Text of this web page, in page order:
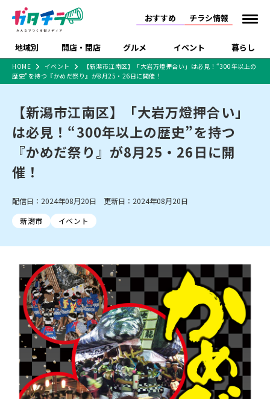
おすすめ チラシ情報
地域別 開店・閉店 グルメ イベント 暮らし
新潟市 下越
中越 上越
新潟市南区
新潟市江南区 新潟市秋葉区
新潟市西蒲区
村上・関川
新発田・聖籠
胎内・粟島
三条・加茂・田上
五泉・阿賀野・阿賀
燕・弥彦
長岡・見附
小千谷・十日町・津南
魚沼・南魚沼・湯沢
柏崎・刈羽・出雲崎
上越・妙高・糸魚川
開店 閉店
リニューアル・移転 休業 開店まとめ
閉店まとめ
新潟市・開店
ラーメン 現地レポート
和食 洋食
カフェ
居酒屋・バー 焼肉
パスタ
パン・ベーカリー
タレカツ・豚カツ
デカ盛り・大盛り
旨辛・激辛
定食・町定食 海鮮・鮨
そば・うどん
日本酒・新潟清酒
ワイン・クラフトビール
ケーキ・パフェ
ビアガーデン・暑気払い
忘新年会・歓送迎会
体験・販売 祭り・伝統行事
趣味・展示会 ライブ・コンサート
にいがた酒の陣・新潟
住宅展示場
完成見学会 学生スポーツ アルビレックス
施設・ショップ
住宅メーカー・工務
店
食品メーカー・県産
観光スポット
温泉・入浴
ビルボードプレイスBP
新潟伊勢丹
ピア万代
リバーサイド千秋
パティオPATIO
特売セール インタビュー
特集・まとめ記事
開店まとめ
閉店まとめ 人気記事まとめ
ラーメンまとめ
飲食店まとめ
食品スーパー・コンビ
ショッピングモール・
大型施設
ドラッグストア・ホーム
センター
インテリア・雑貨
新車・中古車・カー用品
旅行・レジャー
家電・携帯電話
冠婚葬祭
習い事・塾 通販・EC イベント
求人
官公庁・自治体
新潟市 チラシ
長岡・見附 チラシ
上越・妙高・糸魚川 チラシ
注目 チラシ
週末セール
火曜セール
オープン・リニューアルセール
周年祭・感謝祭セール
年末・初売りセール
HOME イベント
【新潟市江南区】「大岩万燈押合い」は必見！“300年以上の
歴史”を持つ『かめだ祭り』が8月25・26日に開催！
【新潟市江南区】「大岩万燈押合い」
は必見！“300年以上の歴史”を持つ
『かめだ祭り』が8月25・26日に開
催！
配信日：2024年08月20日 更新日：2024年08月20日
新潟市
イベント